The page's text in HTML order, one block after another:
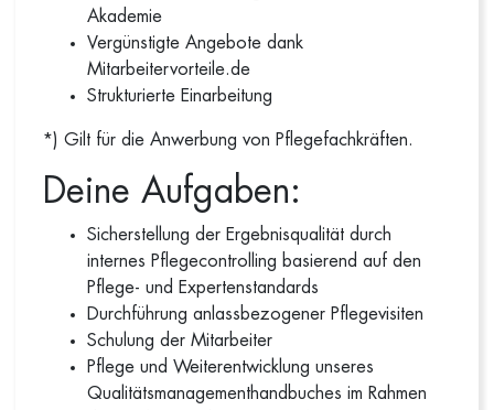
Akademie
Vergünstigte Angebote dank
Mitarbeitervorteile.de
Strukturierte Einarbeitung
*) Gilt für die Anwerbung von Pflegefachkräften.
Deine Aufgaben:
Sicherstellung der Ergebnisqualität durch
internes Pflegecontrolling basierend auf den
Pflege- und Expertenstandards
Durchführung anlassbezogener Pflegevisiten
Schulung der Mitarbeiter
Pflege und Weiterentwicklung unseres
Qualitätsmanagementhandbuches im Rahmen